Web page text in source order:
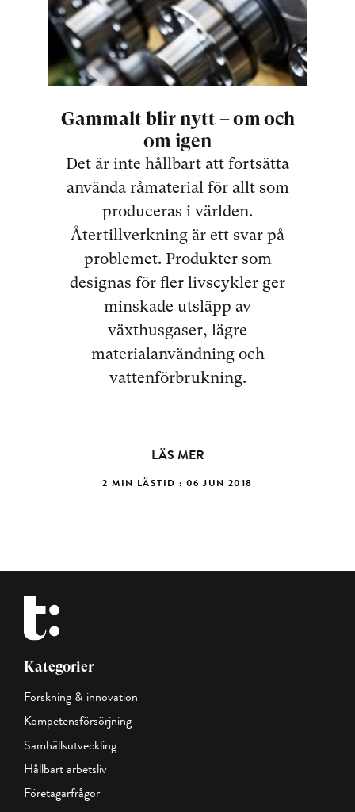
Gammalt blir nytt – om och
om igen
Det är inte hållbart att fortsätta
använda råmaterial för allt som
produceras i världen.
Återtillverkning är ett svar på
problemet. Produkter som
designas för fler livscykler ger
minskade utsläpp av
växthusgaser, lägre
materialanvändning och
vattenförbrukning.
LÄS MER
2 MIN LÄSTID : 06 JUN 2018
Kategorier
Forskning & innovation
Kompetensförsörjning
Samhällsutveckling
Hållbart arbetsliv
Företagarfrågor